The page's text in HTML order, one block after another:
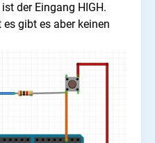
der Eingang HIGH.
gibt es aber keinen